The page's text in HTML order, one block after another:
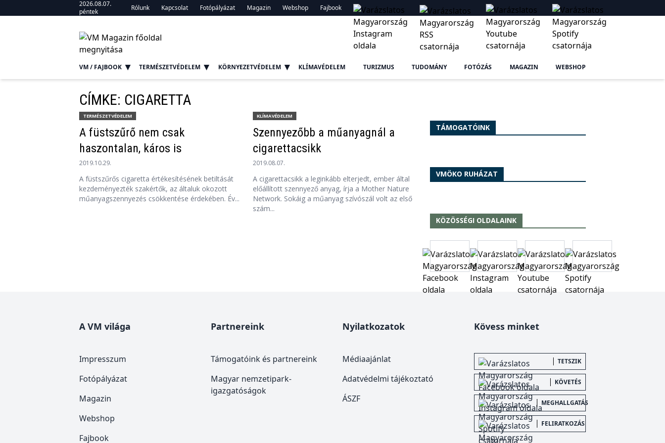
2026.08.07.
péntek
Rólunk Kapcsolat Fotópályázat Magazin Webshop Fajbook
VM / FAJBOOK TERMÉSZETVÉDELEM KÖRNYEZETVÉDELEM KLÍMAVÉDELEM TURIZMUS TUDOMÁNY FOTÓZÁS MAGAZIN WEBSHOP
CÍMKE: CIGARETTA
TERMÉSZETVÉDELEM
A füstszűrő nem csak
haszontalan, káros is
2019.10.29.
A füstszűrős cigaretta értékesítésének betiltását
kezdeményezték szakértők, az általuk okozott
műanyagszennyezés csökkentése érdekében. Év...
KLÍMAVÉDELEM
Szennyezőbb a műanyagnál a
cigarettacsikk
2019.08.07.
A cigarettacsikk a leginkább elterjedt, ember által
előállított szennyező anyag, írja a Mother Nature
Network. Sokáig a műanyag szívószál volt az első
szám...
TÁMOGATÓINK
VMÖKO RUHÁZAT
KÖZÖSSÉGI OLDALAINK
A VM világa
Impresszum
Fotópályázat
Magazin
Webshop
Fajbook
Partnereink
Támogatóink és partnereink
Magyar nemzetipark-
igazgatóságok
Nyilatkozatok
Médiaajánlat
Adatvédelmi tájékoztató
ÁSZF
Kövess minket
TETSZIK
KÖVETÉS
MEGHALLGATÁS
FELIRATKOZÁS